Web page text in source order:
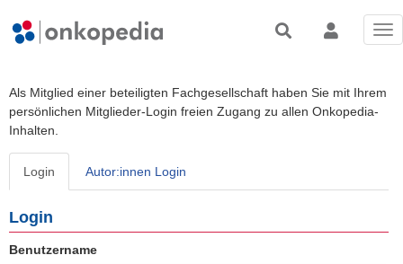
Als Mitglied einer beteiligten Fachgesellschaft haben Sie mit Ihrem
persönlichen Mitglieder-Login freien Zugang zu allen Onkopedia-
Inhalten.
Login Autor:innen Login
Login
Benutzername